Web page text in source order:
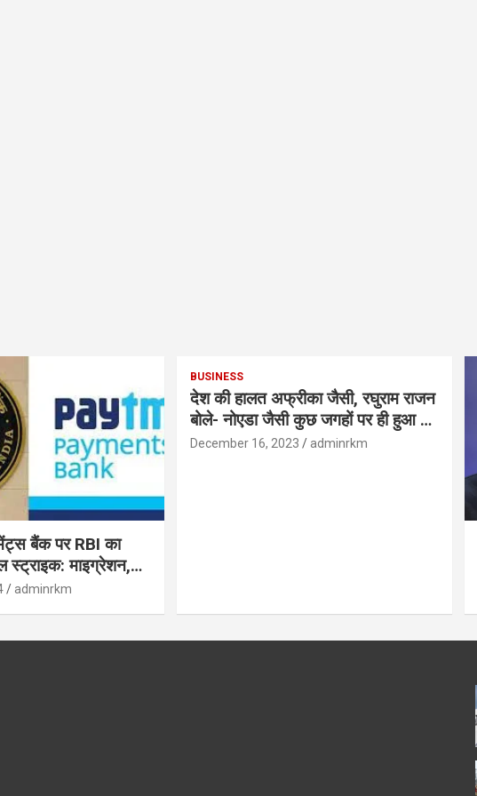
बैंक पर RBI का
स्ट्राइक: माइग्रेशन,
के लिए सलाह!
adminrkm
BUSINESS
देश की हालत अफ्रीका जैसी, रघुराम राजन
बोले- नोएडा जैसी कुछ जगहों पर ही हुआ है
विकास : रघुराम राजन
December 16, 2023 adminrkm